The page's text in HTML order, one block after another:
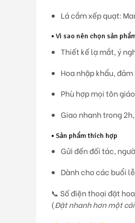
Lá cắm xếp quạt:
• Vì sao nên chọn sản
Thiết kế lạ mắt, ý
Hoa nhập khẩu,
Phù hợp mọi tôn giáo
Giao nhanh trong 2h
• Sản phẩm thích hợp
Gửi đếnđối tác,
Dành chocác buổi
📞 Số điện thoại đặt
(Đặt nhanh hơn một